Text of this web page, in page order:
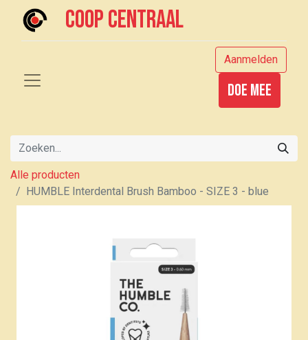
Coop centraal
Aanmelden
Doe mee
Alle producten
HUMBLE Interdental Brush Bamboo - SIZE 3 - blue